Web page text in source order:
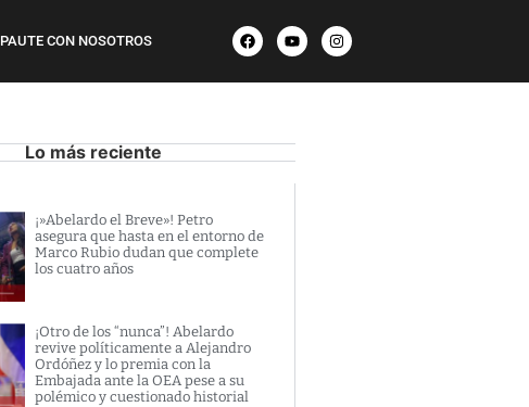
PAUTE CON NOSOTROS
Lo más reciente
¡»Abelardo el Breve»! Petro
asegura que hasta en el entorno de
Marco Rubio dudan que complete
los cuatro años
¡Otro de los “nunca”! Abelardo
revive políticamente a Alejandro
Ordóñez y lo premia con la
Embajada ante la OEA pese a su
polémico y cuestionado historial